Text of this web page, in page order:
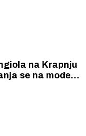
se na moderni